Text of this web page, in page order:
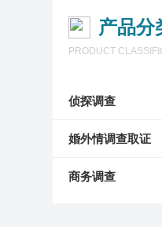
产品分
PRODUCT
侦探调查
婚外情调查取证
商务调查